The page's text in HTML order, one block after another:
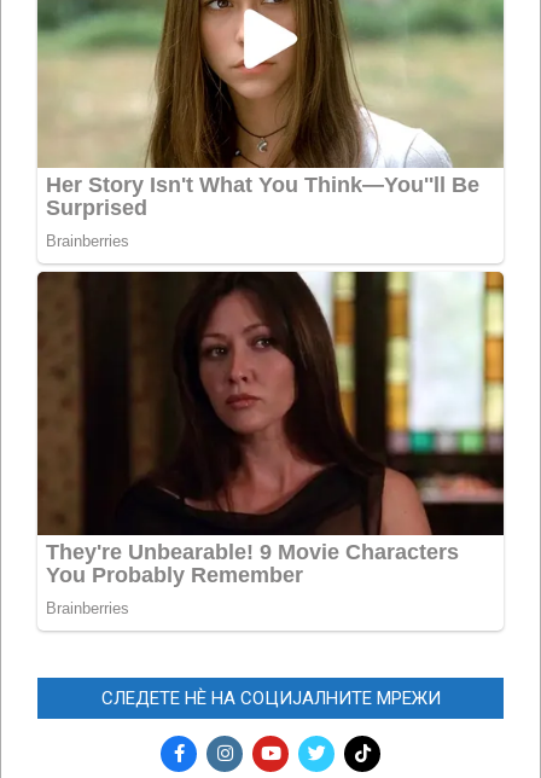
СЛЕДЕТЕ НЀ НА СОЦИЈАЛНИТЕ МРЕЖИ